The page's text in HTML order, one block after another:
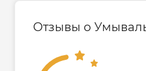
Отзывы о